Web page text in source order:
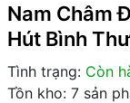
Nam Châm
Hút Bình
Tình trạng: Còn
Tồn kho: 7 sản